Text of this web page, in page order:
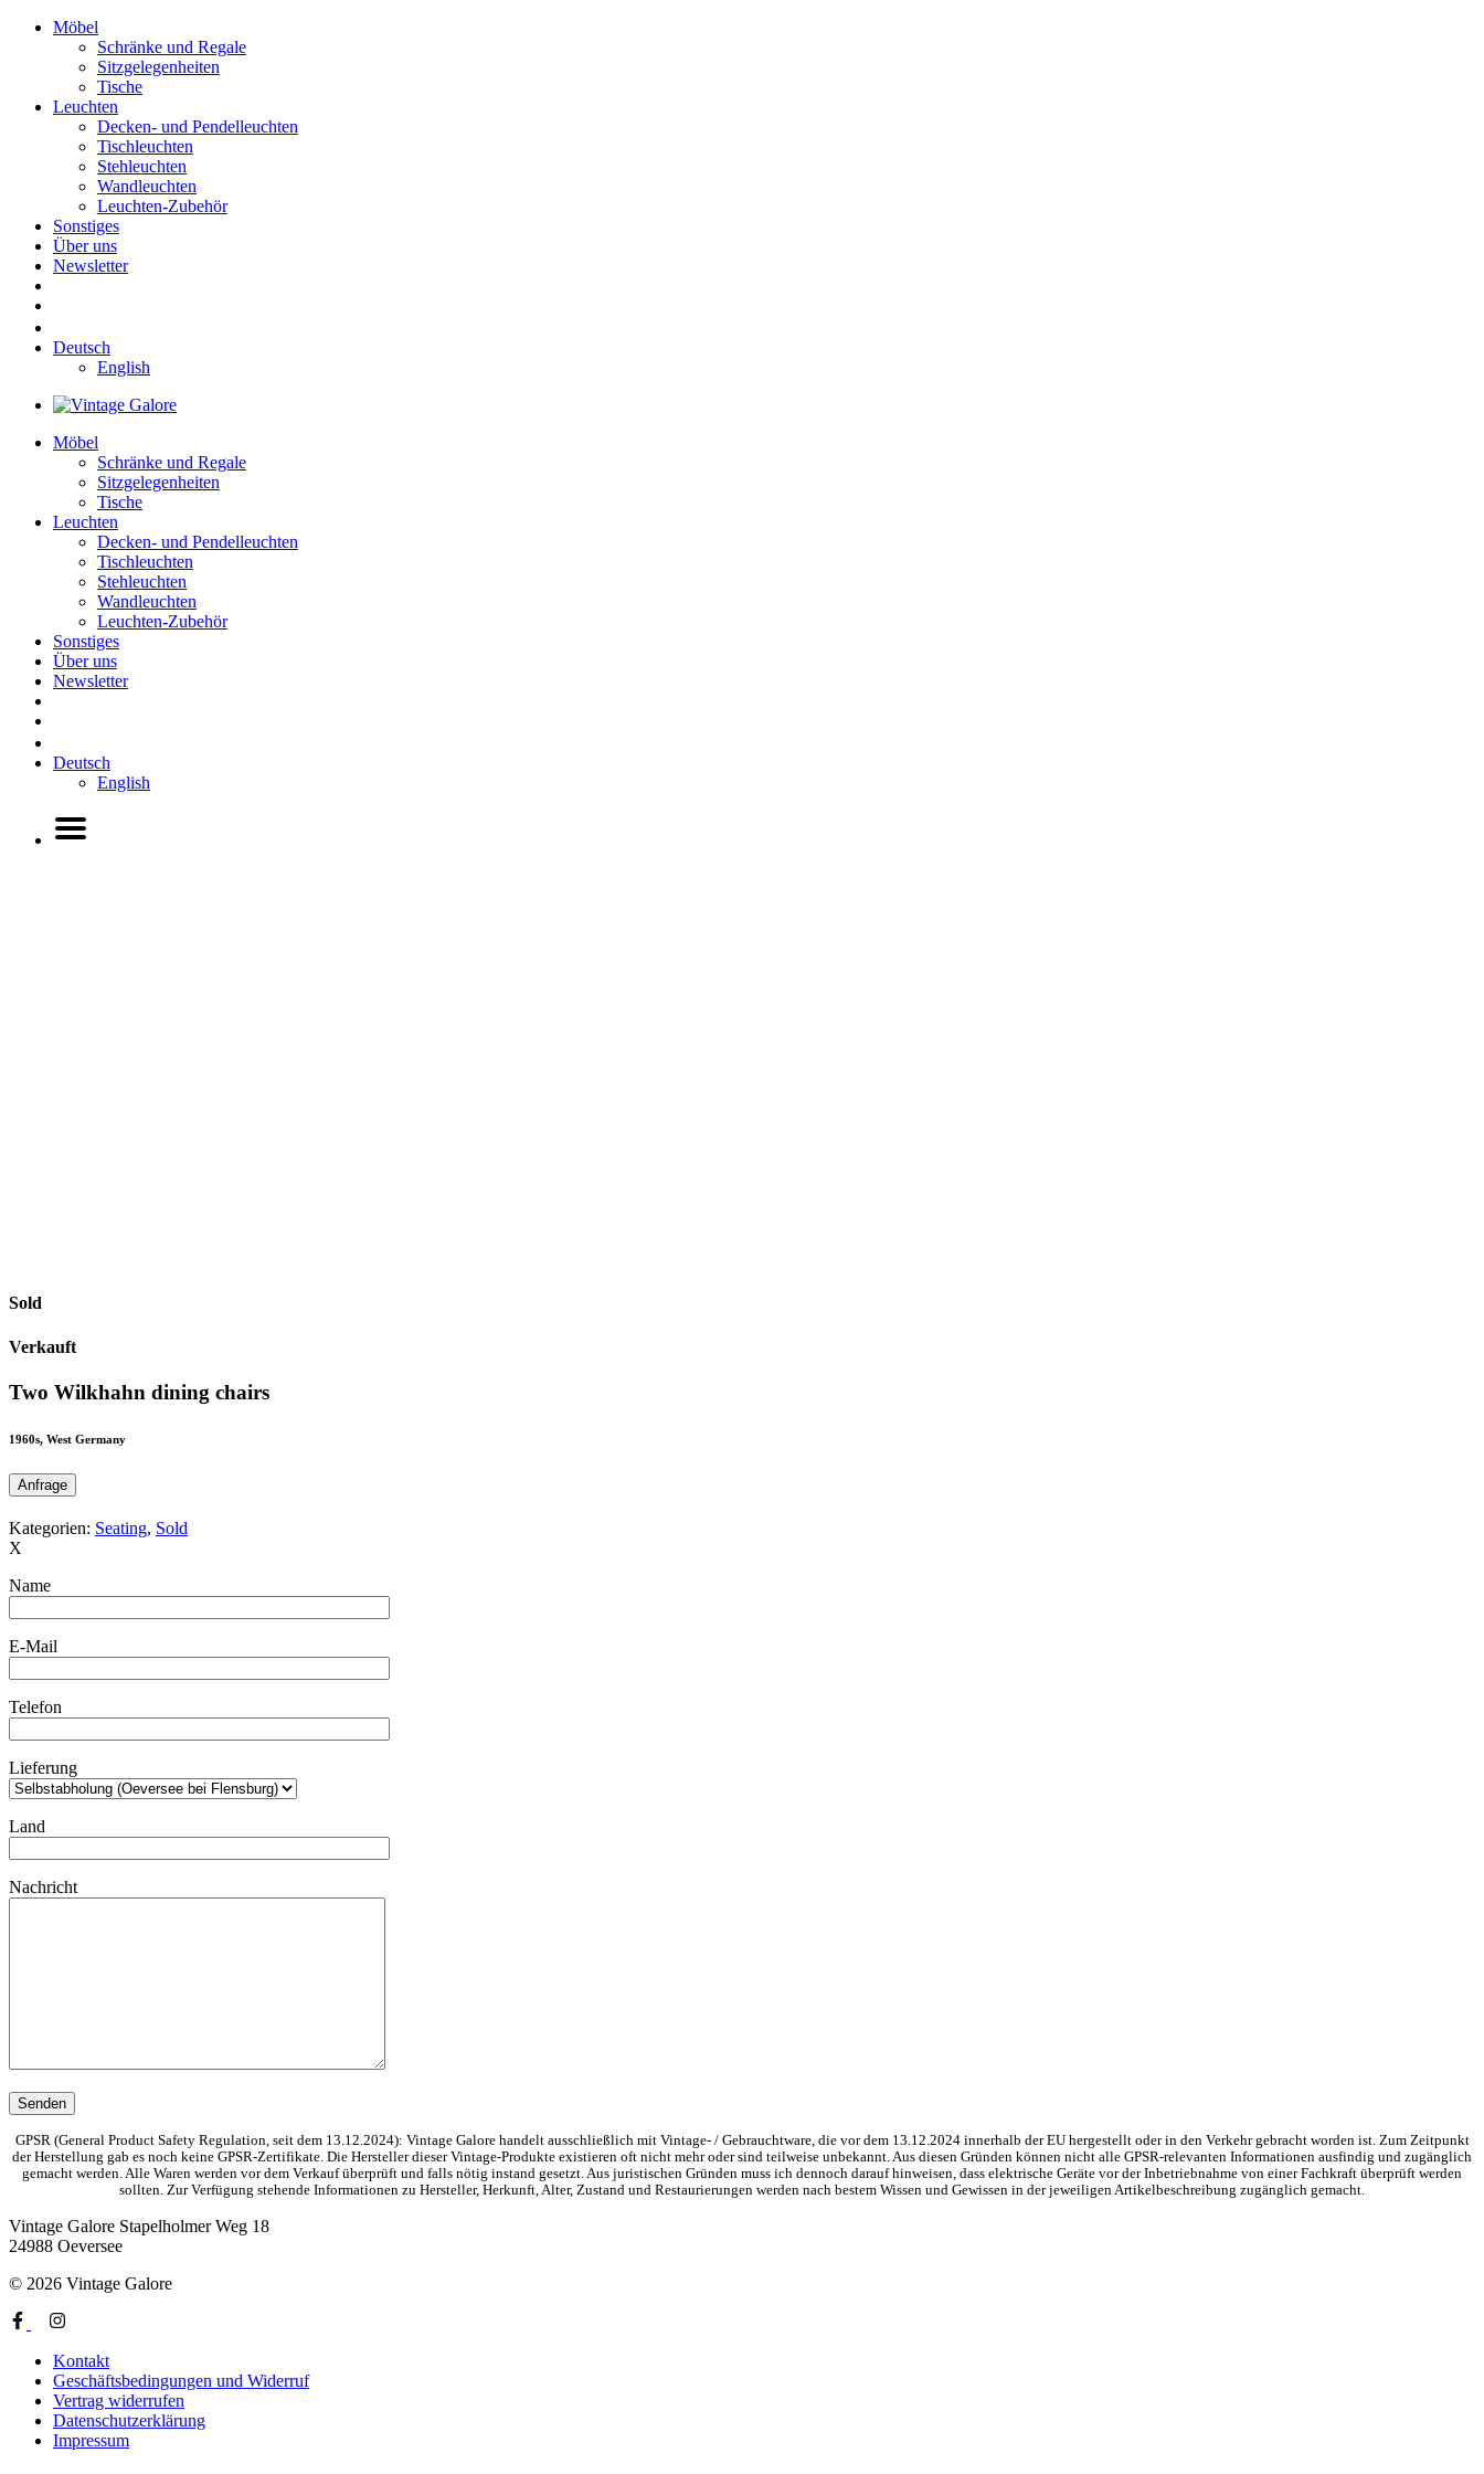
Möbel
Schränke und Regale
Sitzgelegenheiten
Tische
Leuchten
Decken- und Pendelleuchten
Tischleuchten
Stehleuchten
Wandleuchten
Leuchten-Zubehör
Sonstiges
Über uns
Newsletter
Deutsch
English
Möbel
Schränke und Regale
Sitzgelegenheiten
Tische
Leuchten
Decken- und Pendelleuchten
Tischleuchten
Stehleuchten
Wandleuchten
Leuchten-Zubehör
Sonstiges
Über uns
Newsletter
Deutsch
English
Sold
Verkauft
Two Wilkhahn dining chairs
1960s, West Germany
Anfrage
Kategorien: Seating, Sold
X
Name
E-Mail
Telefon
Lieferung
Land
Nachricht
GPSR (General Product Safety Regulation, seit dem 13.12.2024): Vintage Galore handelt ausschließlich mit Vintage- / Gebrauchtware, die vor dem 13.12.2024 innerhalb der EU hergestellt oder in den Verkehr gebracht worden ist. Zum Zeitpunkt
der Herstellung gab es noch keine GPSR-Zertifikate. Die Hersteller dieser Vintage-Produkte existieren oft nicht mehr oder sind teilweise unbekannt. Aus diesen Gründen können nicht alle GPSR-relevanten Informationen ausfindig und zugänglich
gemacht werden. Alle Waren werden vor dem Verkauf überprüft und falls nötig instand gesetzt. Aus juristischen Gründen muss ich dennoch darauf hinweisen, dass elektrische Geräte vor der Inbetriebnahme von einer Fachkraft überprüft werden
sollten. Zur Verfügung stehende Informationen zu Hersteller, Herkunft, Alter, Zustand und Restaurierungen werden nach bestem Wissen und Gewissen in der jeweiligen Artikelbeschreibung zugänglich gemacht.
Vintage Galore Stapelholmer Weg 18
24988 Oeversee
© 2026 Vintage Galore
Kontakt
Geschäftsbedingungen und Widerruf
Vertrag widerrufen
Datenschutzerklärung
Impressum